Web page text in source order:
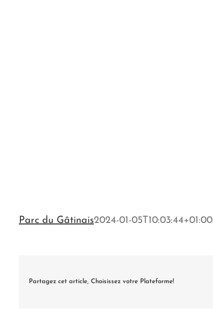
Parc du Gâtinais2024-01-05T10:03:44+01:00
Partagez cet article, Choisissez votre Plateforme!